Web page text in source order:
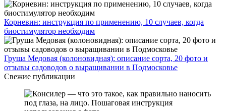
Корневин: инструкция по применению, 10 случаев, когда
биостимулятор необходим
Груша Медовая (колоновидная): описание сорта, 20 фото и
отзывы садоводов о выращивании в Подмосковье
Свежие публикации